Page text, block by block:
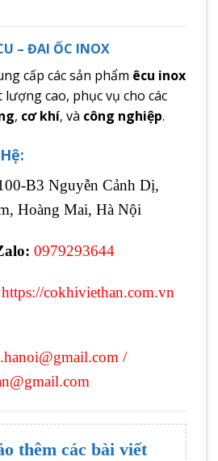
– ĐAI ỐC INOX
cấp các sản phẩm êcu inox
lượng cao, phục vụ cho các
, cơ khí, và công nghiệp.
:
B3 Nguyễn Cảnh Dị,
Hoàng Mai, Hà Nội
0979293644
https://cokhiviethan.com.vn
/
thêm các bài viết